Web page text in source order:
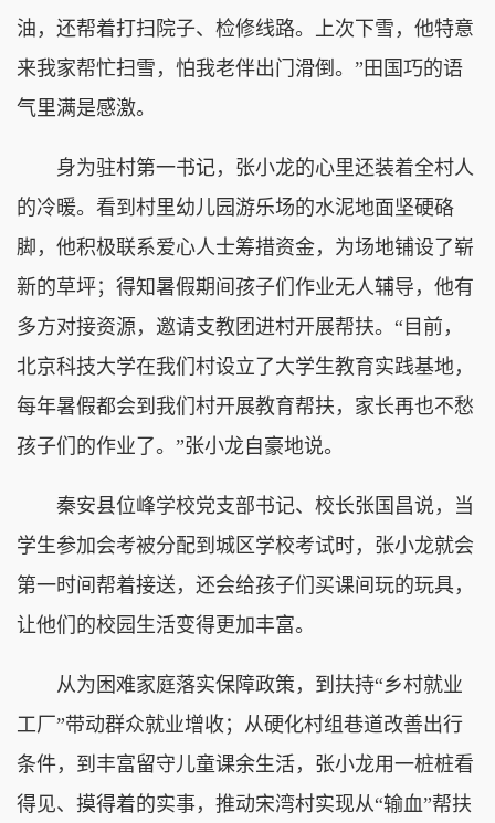
油，还帮着打扫院子、检修线路。上次下雪，他特意
来我家帮忙扫雪，怕我老伴出门滑倒。”田国巧的语
气里满是感激。
身为驻村第一书记，张小龙的心里还装着全村人
的冷暖。看到村里幼儿园游乐场的水泥地面坚硬硌
脚，他积极联系爱心人士筹措资金，为场地铺设了崭
新的草坪；得知暑假期间孩子们作业无人辅导，他有
多方对接资源，邀请支教团进村开展帮扶。“目前，
北京科技大学在我们村设立了大学生教育实践基地，
每年暑假都会到我们村开展教育帮扶，家长再也不愁
孩子们的作业了。”张小龙自豪地说。
秦安县位峰学校党支部书记、校长张国昌说，当
学生参加会考被分配到城区学校考试时，张小龙就会
第一时间帮着接送，还会给孩子们买课间玩的玩具，
让他们的校园生活变得更加丰富。
从为困难家庭落实保障政策，到扶持“乡村就业
工厂”带动群众就业增收；从硬化村组巷道改善出行
条件，到丰富留守儿童课余生活，张小龙用一桩桩看
得见、摸得着的实事，推动宋湾村实现从“输血”帮扶